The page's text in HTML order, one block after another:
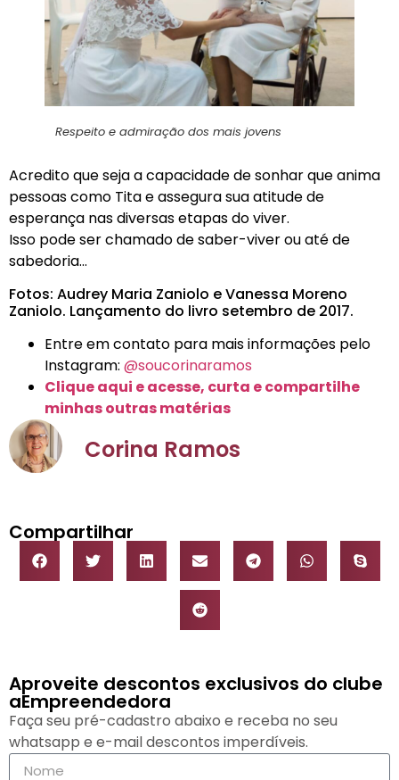
Respeito e admiração dos mais jovens
Acredito que seja a capacidade de sonhar que anima
pessoas como Tita e assegura sua atitude de
esperança nas diversas etapas do viver.
Isso pode ser chamado de saber-viver ou até de
sabedoria…
Fotos: Audrey Maria Zaniolo e Vanessa Moreno
Zaniolo. Lançamento do livro setembro de 2017.
Entre em contato para mais informações pelo
Instagram: @soucorinaramos
Clique aqui e acesse, curta e compartilhe
minhas outras matérias
Corina Ramos
Compartilhar
Aproveite descontos exclusivos do clube
aEmpreendedora
Faça seu pré-cadastro abaixo e receba no seu
whatsapp e e-mail descontos imperdíveis.